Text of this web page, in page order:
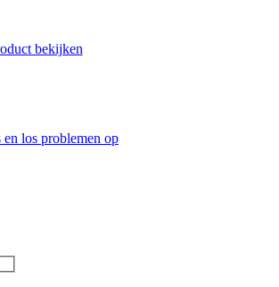
bekijken
los problemen op